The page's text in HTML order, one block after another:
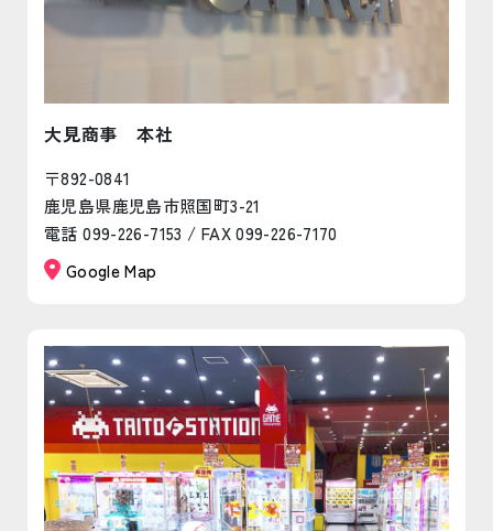
大見商事 本社
〒892-0841
鹿児島県鹿児島市照国町3-21
電話 099-226-7153 / FAX 099-226-7170
Google Map